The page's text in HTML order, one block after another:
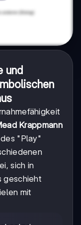
und
Krappmann
"Play"
sich in
geschieht
mit